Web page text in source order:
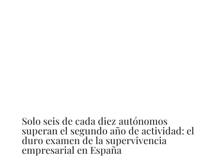
Solo seis de cada diez autónomos
superan el segundo año de actividad: el
duro examen de la supervivencia
empresarial en España